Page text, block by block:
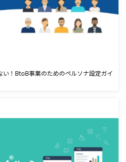
！BtoB事業のためのペルソナ設定ガイ